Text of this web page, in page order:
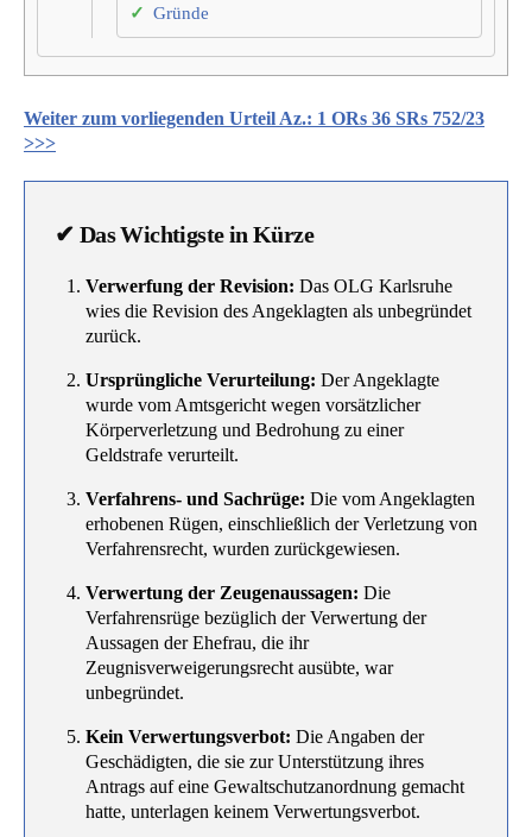
Gründe
Weiter zum vorliegenden Urteil Az.: 1 ORs 36 SRs 752/23
>>>
✔ Das Wichtigste in Kürze
Verwerfung der Revision: Das OLG Karlsruhe
wies die Revision des Angeklagten als unbegründet
zurück.
Ursprüngliche Verurteilung: Der Angeklagte
wurde vom Amtsgericht wegen vorsätzlicher
Körperverletzung und Bedrohung zu einer
Geldstrafe verurteilt.
Verfahrens- und Sachrüge: Die vom Angeklagten
erhobenen Rügen, einschließlich der Verletzung von
Verfahrensrecht, wurden zurückgewiesen.
Verwertung der Zeugenaussagen: Die
Verfahrensrüge bezüglich der Verwertung der
Aussagen der Ehefrau, die ihr
Zeugnisverweigerungsrecht ausübte, war
unbegründet.
Kein Verwertungsverbot: Die Angaben der
Geschädigten, die sie zur Unterstützung ihres
Antrags auf eine Gewaltschutzanordnung gemacht
hatte, unterlagen keinem Verwertungsverbot.